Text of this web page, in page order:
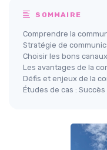
SOMMAIRE
Comprendre la
Stratégie de
Choisir les bons
Les avantages de la
Défis et enjeux de la
Études de cas :